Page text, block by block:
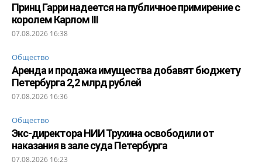
Принц Гарри надеется на публичное примирение с
королем Карлом III
07.08.2026 16:38
Общество
Аренда и продажа имущества добавят бюджету
Петербурга 2,2 млрд рублей
07.08.2026 16:36
Общество
Экс-директора НИИ Трухина освободили от
наказания в зале суда Петербурга
07.08.2026 16:23